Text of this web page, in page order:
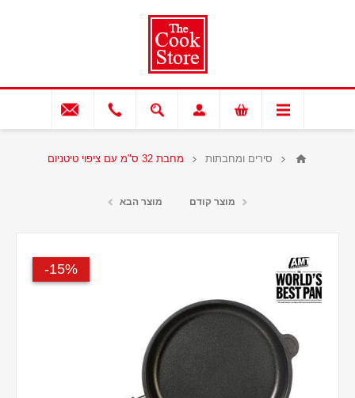
סירים ומחבתות מחבת 32 ס"מ עם ציפוי טיטניום
מוצר קודם מוצר הבא
15%-